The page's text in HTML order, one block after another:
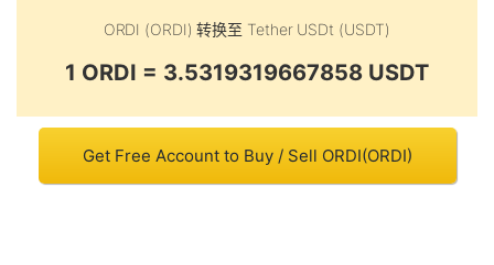
ORDI (ORDI) 转换至 Tether USDt (USDT)
1 ORDI = 3.5319319667858 USDT
Get Free Account to Buy / Sell ORDI(ORDI)